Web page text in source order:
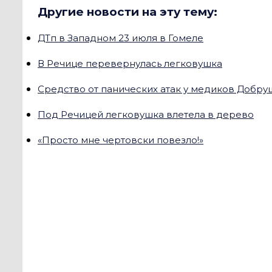
Другие новости на эту тему:
ДТп в Западном 23 июля в Гомеле
В Речице перевернулась легковушка
Средство от панических атак у медиков
Под Речицей легковушка влетела в дерево
«Просто мне чертовски повезло!»